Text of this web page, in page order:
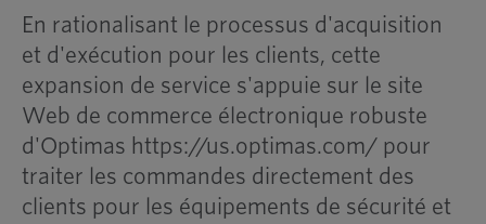
En rationalisant le processus d'acquisition
et d'exécution pour les clients, cette
expansion de service s'appuie sur le site
Web de commerce électronique robuste
d'Optimas https://us.optimas.com/ pour
traiter les commandes directement des
clients pour les équipements de sécurité et